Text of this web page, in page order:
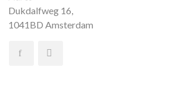
Dukdalfweg 16,
1041BD Amsterdam